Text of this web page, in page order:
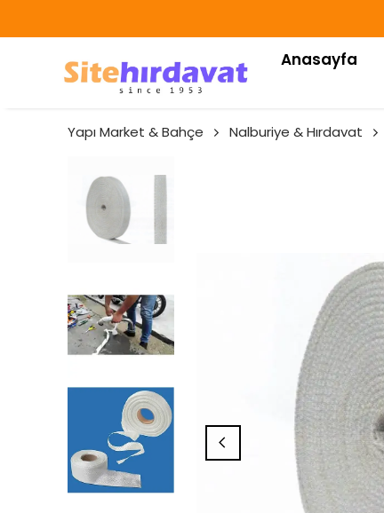
Anasayfa
Yapı Market & Bahçe Nalburiye & Hırdavat